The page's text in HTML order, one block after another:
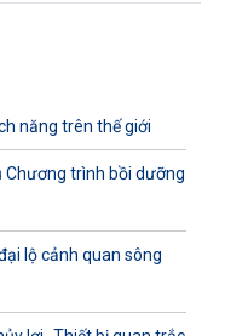
năng trên thế giới
Chương trình bồi dưỡng
lộ cảnh quan sông